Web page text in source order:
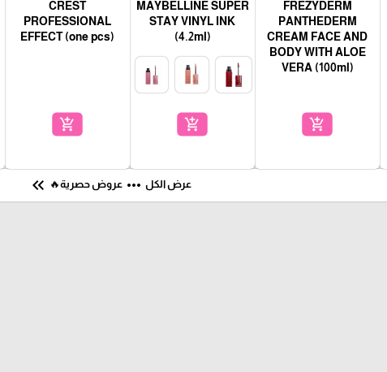
FREZYDERM
PANTHEDERM
CREAM FACE AND
BODY WITH ALOE
VERA (100ml)
add_shopping_cart
MAYBELLINE SUPER
STAY VINYL INK
(4.2ml)
add_shopping_cart
CREST
PROFESSIONAL
EFFECT (one pcs)
add_shopping_cart
عرض الكل more_horiz عروض حصرية🔥 keyboard_double_arrow_left